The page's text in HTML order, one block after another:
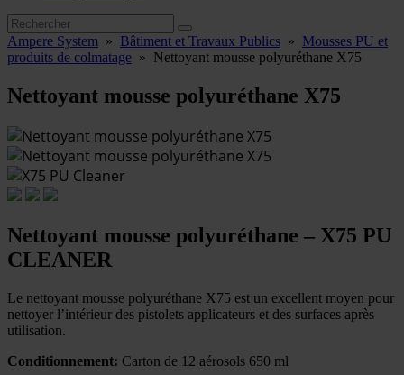
Ampere System » Bâtiment et Travaux Publics » Mousses PU et
produits de colmatage » Nettoyant mousse polyuréthane X75
Nettoyant mousse polyuréthane X75
Nettoyant mousse polyuréthane – X75 PU
CLEANER
Le nettoyant mousse polyuréthane X75 est un excellent moyen pour
nettoyer l’intérieur des pistolets applicateurs et des surfaces après
utilisation.
Conditionnement: Carton de 12 aérosols 650 ml